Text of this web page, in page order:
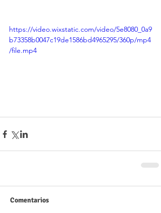
https://video.wixstatic.com/video/5e8080_0a9
b73358b0047c19de1586bd4965295/360p/mp4
/file.mp4
Comentarios